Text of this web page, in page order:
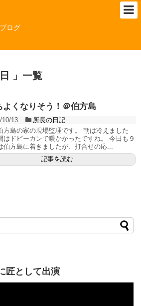
ログ
」一覧
よくなりそう！＠伯方島
10/13
所長の日記
方島の家の現場監理です。 朝は冷えました
はドピーカンで暖かかったですね。 今日も９
伯方島に着きましたが、打合せの応...
記事を読む
匠として出演